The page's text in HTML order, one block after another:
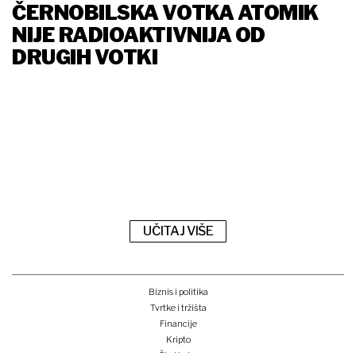
ČERNOBILSKA VOTKA ATOMIK
NIJE RADIOAKTIVNIJA OD
DRUGIH VOTKI
UČITAJ VIŠE
Biznis i politika
Tvrtke i tržišta
Financije
Kripto